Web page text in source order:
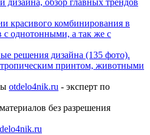
дизайна, обзор главных трендов
красивого комбинирования в
с однотонными, а так же с
решения дизайна (135 фото).
принтом, животными
otdelo4nik.ru - эксперт по
без разрешения